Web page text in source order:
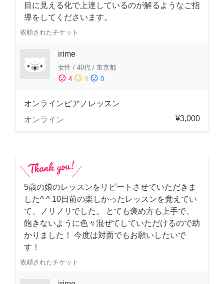
目に見える化で上達しているのが解るようなご指
導をしてくださいます。
依頼されたチケット
irime
女性 / 40代 / 東京都
sentiment_satisfied 4 sentiment_neutral 0 sentiment_dissatisfied 0
オンラインピアノレッスン
オンライン
¥3,000
5歳の娘のレッスンをリピートさせていただきま
した^ ^ 10日前の楽しかったレッスンを覚えてい
て、ノリノリでした。 とても褒め方も上手で、
飽きないように色々混ぜてしていただけるので助
かりました！ 今度は対面でもお願いしたいで
す！
依頼されたチケット